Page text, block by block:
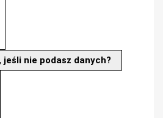
jeśli nie podasz danych?